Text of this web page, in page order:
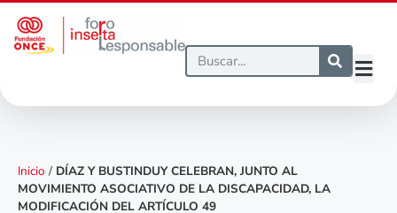
Inicio / DÍAZ Y BUSTINDUY CELEBRAN, JUNTO AL
MOVIMIENTO ASOCIATIVO DE LA DISCAPACIDAD, LA
MODIFICACIÓN DEL ARTÍCULO 49